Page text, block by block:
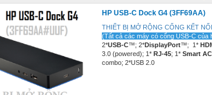
HP USB-C Dock G4 (3FF69AA)
THIẾT BỊ MỞ RỘNG CỔNG KẾT NỐI
(Tất cả các máy có cổng USB-C của
2*USB-C™; 2*DisplayPort™; 1*
3.0 (powered); 1*RJ-45; 1*Smart
combo; 2*USB 2.0